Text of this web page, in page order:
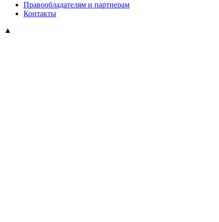
Правообладателям и партнерам
Контакты
▲